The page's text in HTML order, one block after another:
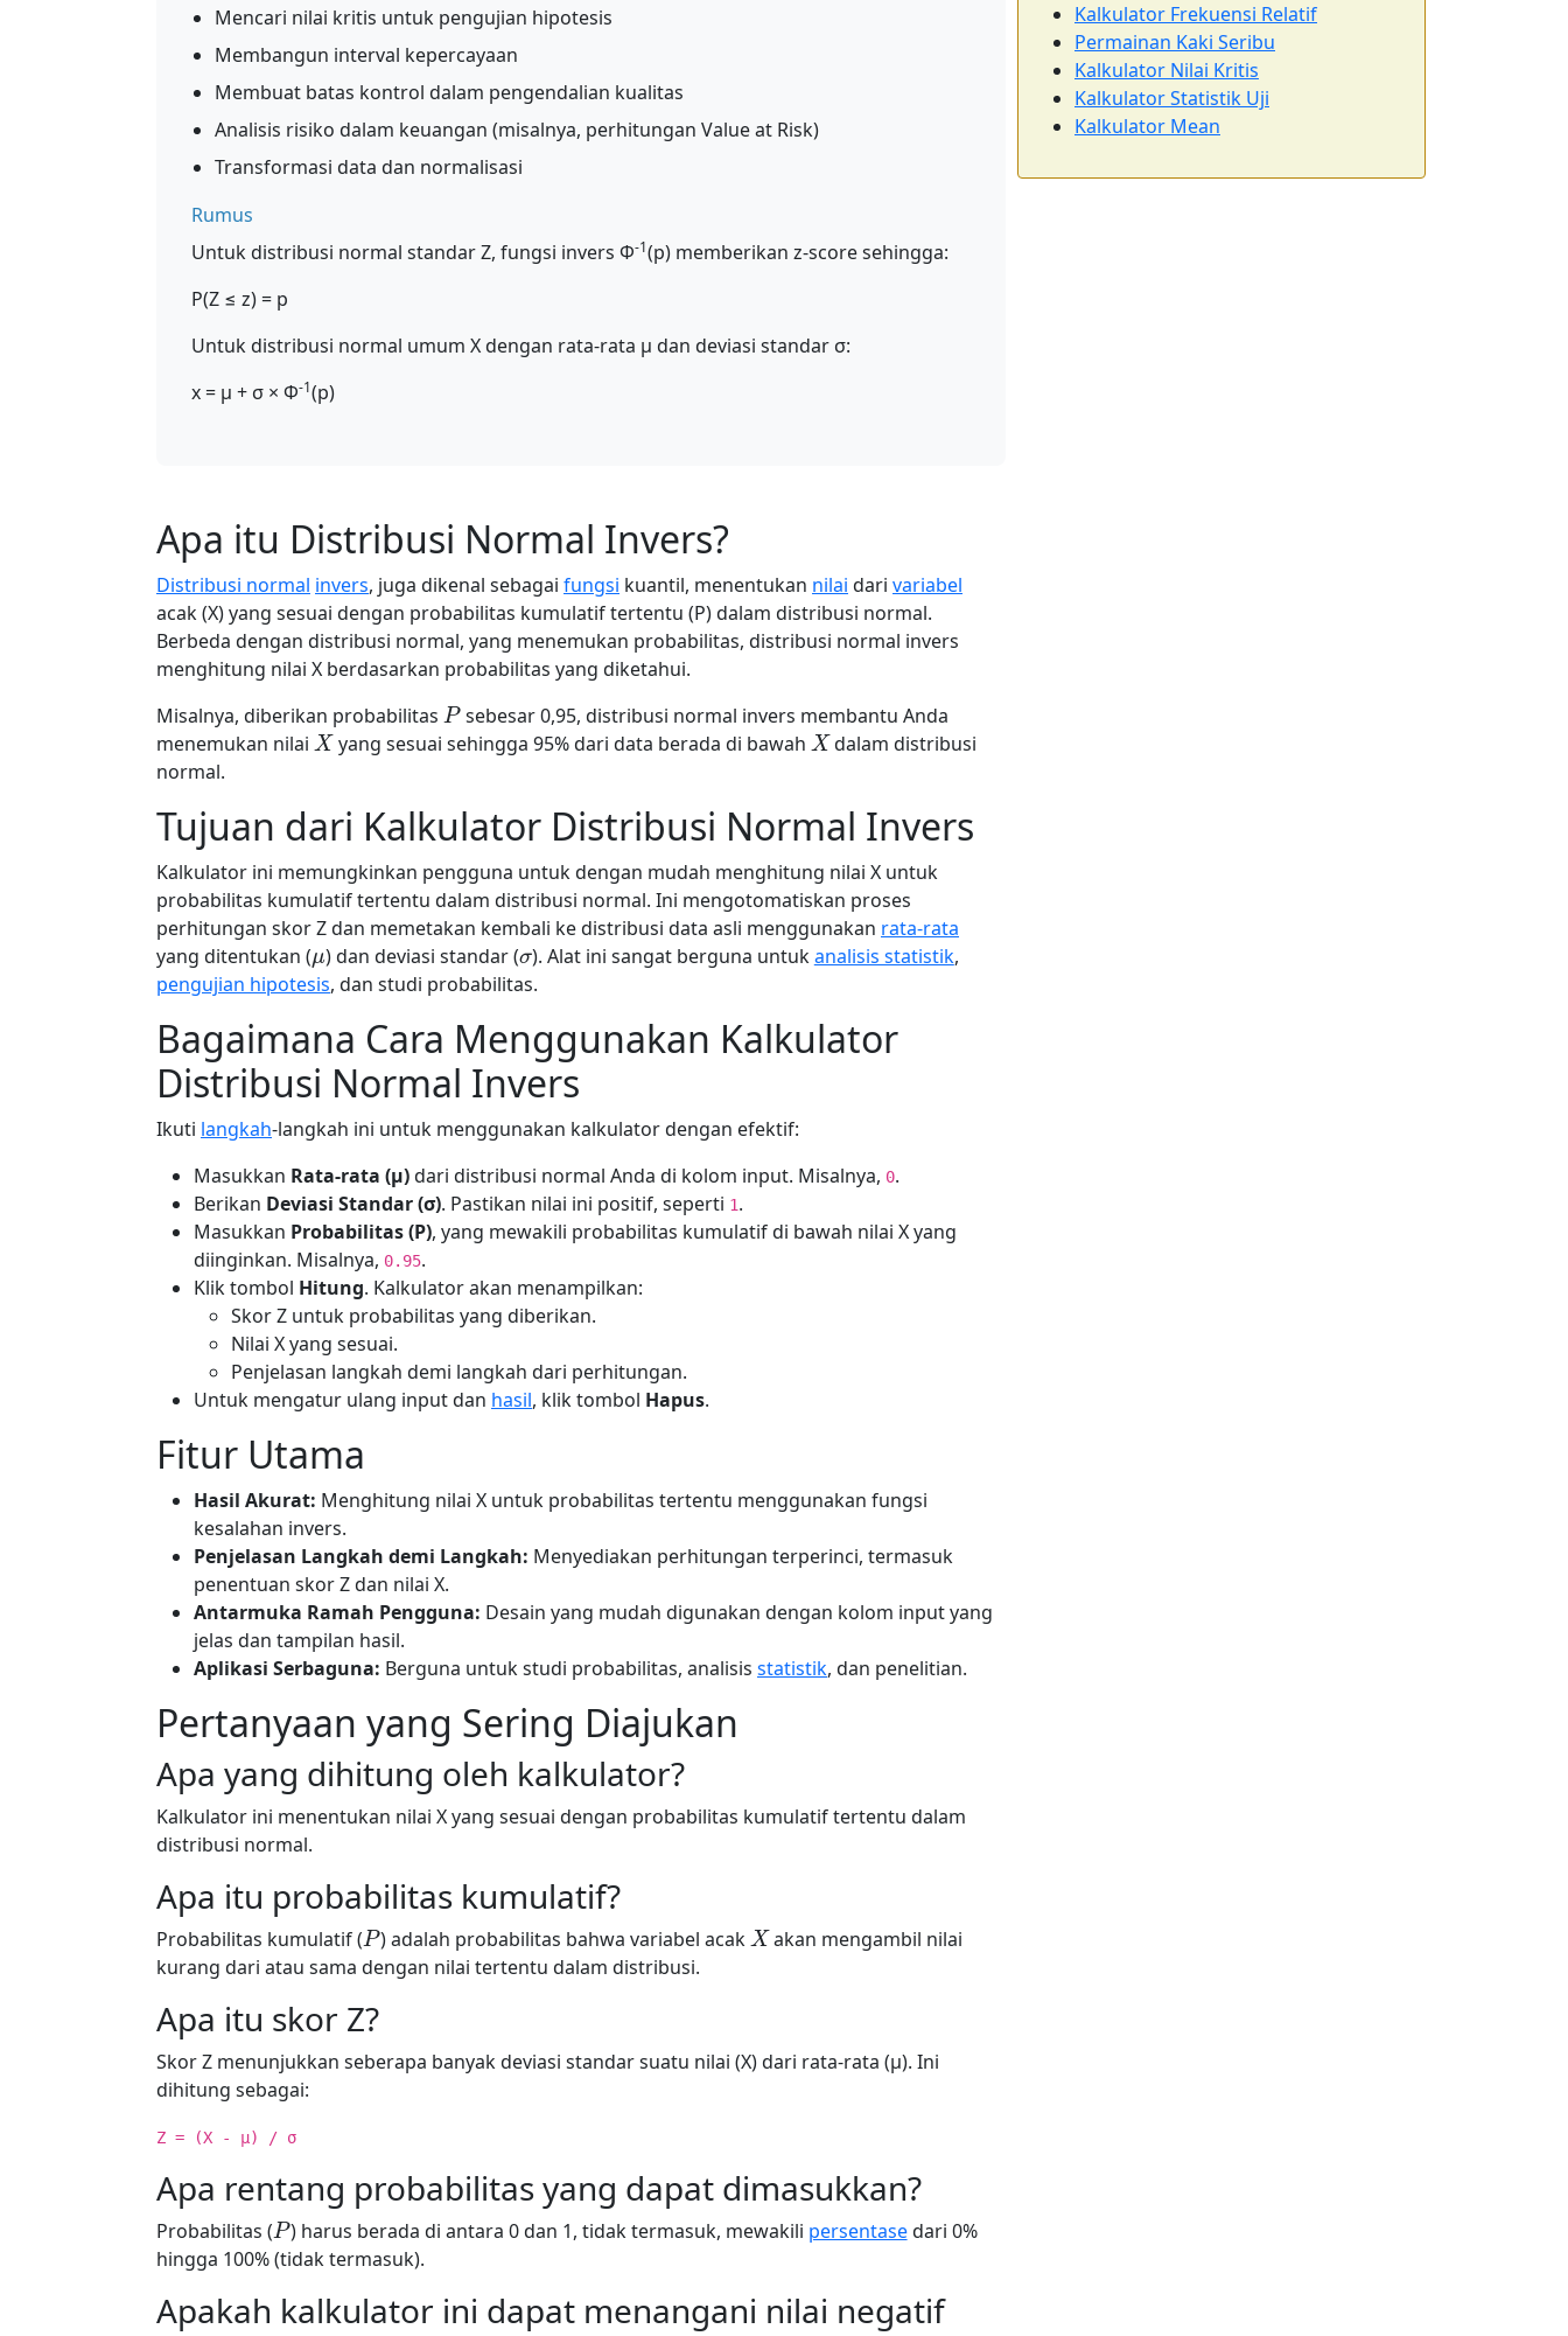
Mencari nilai kritis untuk pengujian hipotesis
Membangun interval kepercayaan
Membuat batas kontrol dalam pengendalian kualitas
Analisis risiko dalam keuangan (misalnya, perhitungan Value at Risk)
Transformasi data dan normalisasi
Rumus
Untuk distribusi normal standar Z, fungsi invers Φ-1(p) memberikan z-score sehingga:
P(Z ≤ z) = p
Untuk distribusi normal umum X dengan rata-rata μ dan deviasi standar σ:
x = μ + σ × Φ-1(p)
Apa itu Distribusi Normal Invers?
Distribusi normal invers, juga dikenal sebagai fungsi kuantil, menentukan nilai dari variabel
acak (X) yang sesuai dengan probabilitas kumulatif tertentu (P) dalam distribusi normal.
Berbeda dengan distribusi normal, yang menemukan probabilitas, distribusi normal invers
menghitung nilai X berdasarkan probabilitas yang diketahui.
Misalnya, diberikan probabilitas
P
sebesar 0,95, distribusi normal invers membantu Anda
menemukan nilai
X
yang sesuai sehingga 95% dari data berada di bawah
X
dalam distribusi
normal.
Tujuan dari Kalkulator Distribusi Normal Invers
Kalkulator ini memungkinkan pengguna untuk dengan mudah menghitung nilai X untuk
probabilitas kumulatif tertentu dalam distribusi normal. Ini mengotomatiskan proses
perhitungan skor Z dan memetakan kembali ke distribusi data asli menggunakan rata-rata
yang ditentukan (
μ
) dan deviasi standar (
σ
). Alat ini sangat berguna untukanalisis statistik,
pengujian hipotesis, dan studi probabilitas.
Bagaimana Cara Menggunakan Kalkulator
Distribusi Normal Invers
Ikuti langkah-langkah ini untuk menggunakan kalkulator dengan efektif:
Masukkan Rata-rata (µ)dari distribusi normal Anda di kolom input. Misalnya, 0.
Berikan Deviasi Standar (σ). Pastikan nilai ini positif, seperti 1.
Masukkan Probabilitas (P), yang mewakili probabilitas kumulatif di bawah nilai X yang
diinginkan. Misalnya, 0.95.
Klik tombol Hitung. Kalkulator akan menampilkan:
Skor Z untuk probabilitas yang diberikan.
Nilai X yang sesuai.
Penjelasan langkah demi langkah dari perhitungan.
Untuk mengatur ulang input dan hasil, klik tombol Hapus.
Fitur Utama
Hasil Akurat: Menghitung nilai X untuk probabilitas tertentu menggunakan fungsi
kesalahan invers.
Penjelasan Langkah demi Langkah: Menyediakan perhitungan terperinci, termasuk
penentuan skor Z dan nilai X.
Antarmuka Ramah Pengguna: Desain yang mudah digunakan dengan kolom input yang
jelas dan tampilan hasil.
Aplikasi Serbaguna: Berguna untuk studi probabilitas, analisis statistik, dan penelitian.
Pertanyaan yang Sering Diajukan
Apa yang dihitung oleh kalkulator?
Kalkulator ini menentukan nilai X yang sesuai dengan probabilitas kumulatif tertentu dalam
distribusi normal.
Apa itu probabilitas kumulatif?
Probabilitas kumulatif (
P
) adalah probabilitas bahwa variabel acak
X
akan mengambil nilai
kurang dari atau sama dengan nilai tertentu dalam distribusi.
Apa itu skor Z?
Skor Z menunjukkan seberapa banyak deviasi standar suatu nilai (X) dari rata-rata (µ). Ini
dihitung sebagai:
Z = (X - µ) / σ
Apa rentang probabilitas yang dapat dimasukkan?
Probabilitas (
P
) harus berada di antara 0 dan 1, tidak termasuk, mewakili persentasedari 0%
hingga 100% (tidak termasuk).
Apakah kalkulator ini dapat menangani nilai negatif
Kalkulator Frekuensi Relatif
Permainan Kaki Seribu
Kalkulator Nilai Kritis
Kalkulator Statistik Uji
Kalkulator Mean